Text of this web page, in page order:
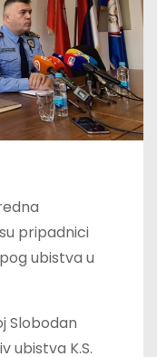
pripadnici
ubistva u
Slobodan
ubistva K.S.